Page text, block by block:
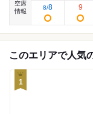
空席
情報
8/8 9
このエリアで人気
1